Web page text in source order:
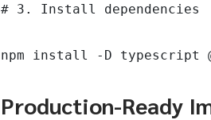
# 3. Install dependencies
npm install -D typescript
Production-Ready